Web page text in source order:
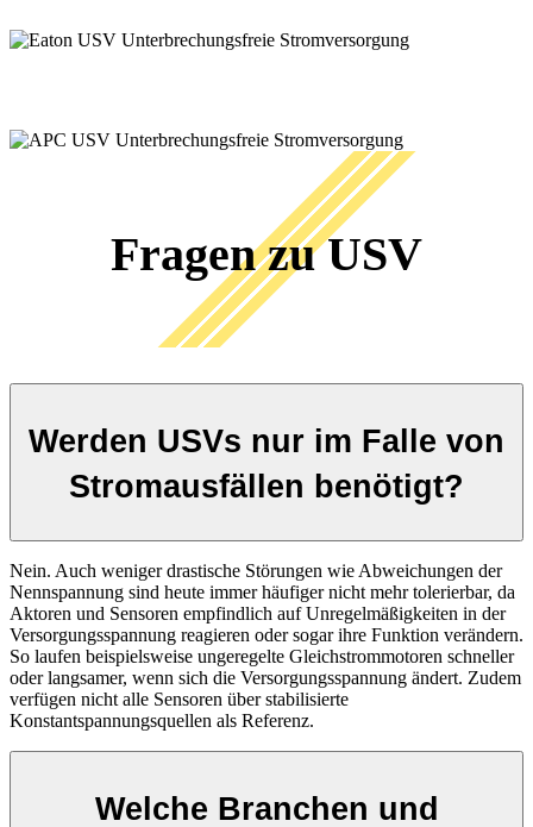
Fragen zu USV
Werden USVs nur im Falle von
Stromausfällen benötigt?
Nein. Auch weniger drastische Störungen wie Abweichungen der
Nennspannung sind heute immer häufiger nicht mehr tolerierbar, da
Aktoren und Sensoren empfindlich auf Unregelmäßigkeiten in der
Versorgungsspannung reagieren oder sogar ihre Funktion verändern.
So laufen beispielsweise ungeregelte Gleichstrommotoren schneller
oder langsamer, wenn sich die Versorgungsspannung ändert. Zudem
verfügen nicht alle Sensoren über stabilisierte
Konstantspannungsquellen als Referenz.
Welche Branchen und